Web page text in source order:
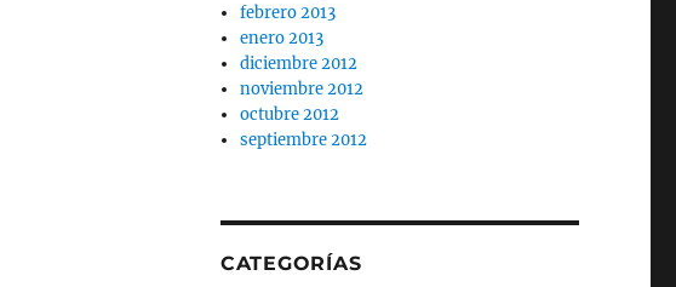
febrero 2013
enero 2013
diciembre 2012
noviembre 2012
octubre 2012
septiembre 2012
CATEGORÍAS